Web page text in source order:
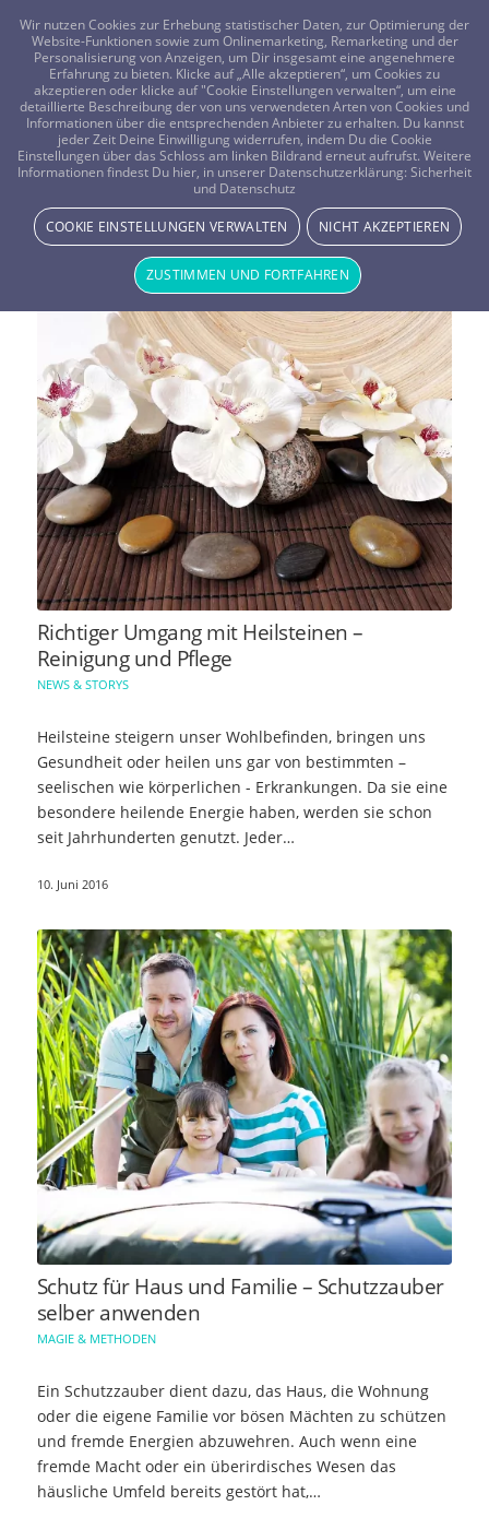
FRAGEN? KOSTENLOS ANRUFEN: 0800-8478266
Schlagwortarchiv für:
Wohlbefinden
Richtiger Umgang mit Heilsteinen –
Reinigung und Pflege
NEWS & STORYS
Heilsteine steigern unser Wohlbefinden, bringen uns
Gesundheit oder heilen uns gar von bestimmten –
seelischen wie körperlichen - Erkrankungen. Da sie eine
besondere heilende Energie haben, werden sie schon
seit Jahrhunderten genutzt. Jeder…
10. Juni 2016
Schutz für Haus und Familie – Schutzzauber
selber anwenden
MAGIE & METHODEN
Ein Schutzzauber dient dazu, das Haus, die Wohnung
oder die eigene Familie vor bösen Mächten zu schützen
und fremde Energien abzuwehren. Auch wenn eine
fremde Macht oder ein überirdisches Wesen das
häusliche Umfeld bereits gestört hat,…
Wir nutzen Cookies zur Erhebung statistischer Daten, zur Optimierung der
Website-Funktionen sowie zum Onlinemarketing, Remarketing und der
Personalisierung von Anzeigen, um Dir insgesamt eine angenehmere
Erfahrung zu bieten. Klicke auf „Alle akzeptieren“, um Cookies zu
akzeptieren oder klicke auf "Cookie Einstellungen verwalten“, um eine
detaillierte Beschreibung der von uns verwendeten Arten von Cookies und
Informationen über die entsprechenden Anbieter zu erhalten. Du kannst
jeder Zeit Deine Einwilligung widerrufen, indem Du die Cookie
Einstellungen über das Schloss am linken Bildrand erneut aufrufst. Weitere
Informationen findest Du hier, in unserer Datenschutzerklärung: Sicherheit
und Datenschutz
COOKIE EINSTELLUNGEN VERWALTEN NICHT AKZEPTIEREN
ZUSTIMMEN UND FORTFAHREN